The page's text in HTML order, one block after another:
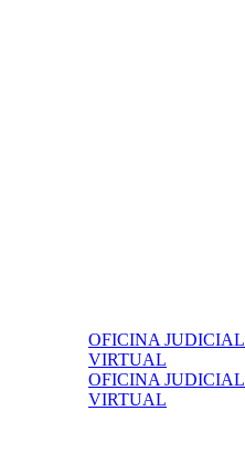
OFICINA JUDICIAL
VIRTUAL
OFICINA JUDICIAL
VIRTUAL